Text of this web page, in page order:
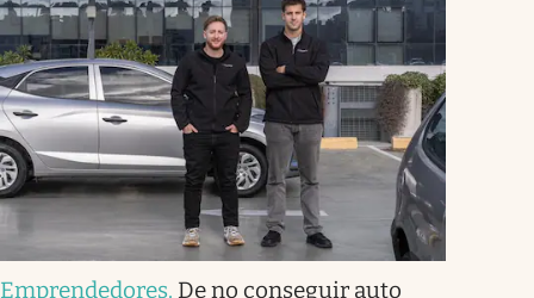
Emprendedores. De no conseguir auto